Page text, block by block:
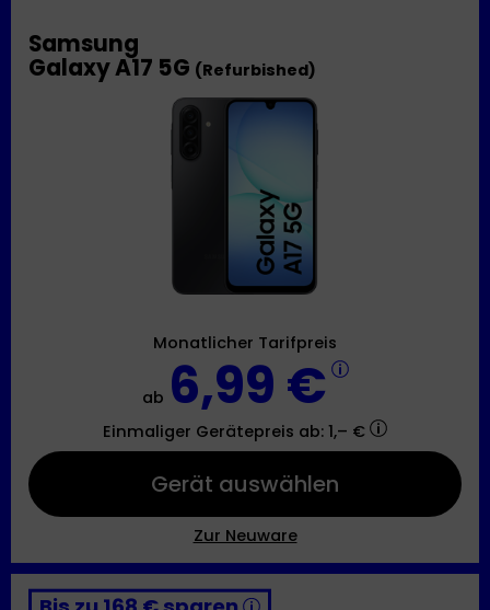
Samsung
Galaxy A17 5G (Refurbished)
Monatlicher Tarifpreis
ab 6,99 €
Einmaliger Gerätepreis ab: 1,– €
Gerät auswählen
Zur Neuware